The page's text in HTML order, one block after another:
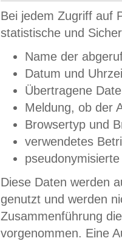
Bei jedem Zugriff auf
statistische und
Name der
Datum und
Übertragene
Meldung, ob der
Browsertyp und
verwendetes
Diese Daten werden
genutzt und werden
Zusammenführung
vorgenommen. Eine